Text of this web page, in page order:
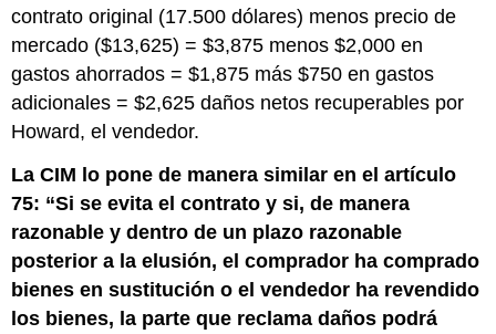
contrato original (17.500 dólares) menos precio de
mercado ($13,625) = $3,875 menos $2,000 en
gastos ahorrados = $1,875 más $750 en gastos
adicionales = $2,625 daños netos recuperables por
Howard, el vendedor.
La CIM lo pone de manera similar en el artículo
75: “Si se evita el contrato y si, de manera
razonable y dentro de un plazo razonable
posterior a la elusión, el comprador ha comprado
bienes en sustitución o el vendedor ha revendido
los bienes, la parte que reclama daños podrá